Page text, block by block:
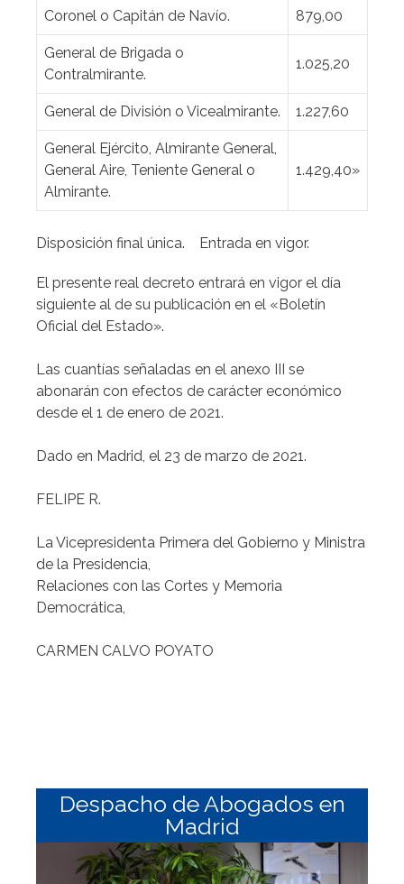
Coronel o Capitán de Navío. 879,00
General de Brigada o
Contralmirante.
1.025,20
General de División o Vicealmirante. 1.227,60
General Ejército, Almirante General,
General Aire, Teniente General o
Almirante.
1.429,40»
Disposición final única. Entrada en vigor.
El presente real decreto entrará en vigor el día
siguiente al de su publicación en el «Boletín
Oficial del Estado».
Las cuantías señaladas en el anexo III se
abonarán con efectos de carácter económico
desde el 1 de enero de 2021.
Dado en Madrid, el 23 de marzo de 2021.
FELIPE R.
La Vicepresidenta Primera del Gobierno y Ministra
de la Presidencia,
Relaciones con las Cortes y Memoria
Democrática,
CARMEN CALVO POYATO
Despacho de Abogados en
Madrid